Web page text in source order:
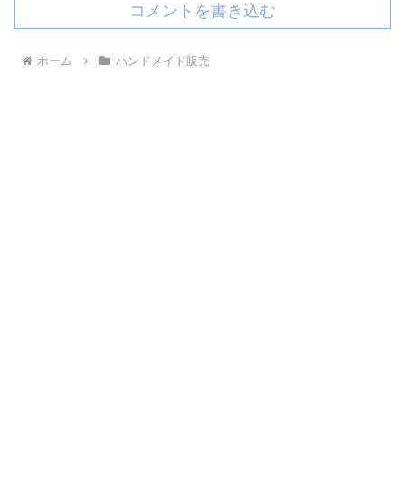
コメントを書き込む
ホーム ハンドメイド販売